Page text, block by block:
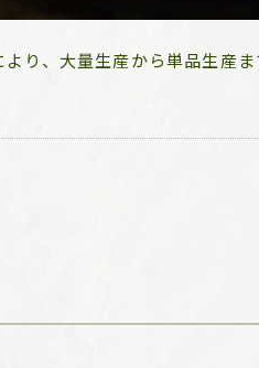
産の切り替えは可能です
り、大量生産から単品生産